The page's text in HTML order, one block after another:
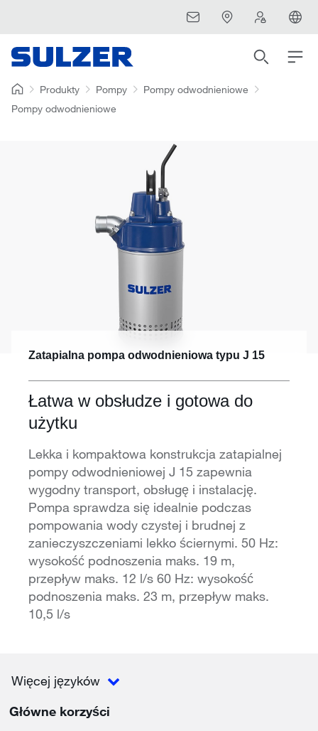
Produkty Pompy
Pompy odwodnieniowe
Pompy odwodnieniowe
Zatapialna pompa odwodnieniowa typu J 15
Łatwa w obsłudze i gotowa do
użytku
Lekka i kompaktowa konstrukcja zatapialnej
pompy odwodnieniowej J 15 zapewnia
wygodny transport, obsługę i instalację.
Pompa sprawdza się idealnie podczas
pompowania wody czystej i brudnej z
zanieczyszczeniami lekko ściernymi. 50 Hz:
wysokość podnoszenia maks. 19 m,
przepływ maks. 12 l/s 60 Hz: wysokość
podnoszenia maks. 23 m, przepływ maks.
10,5 l/s
Więcej języków
Główne korzyści